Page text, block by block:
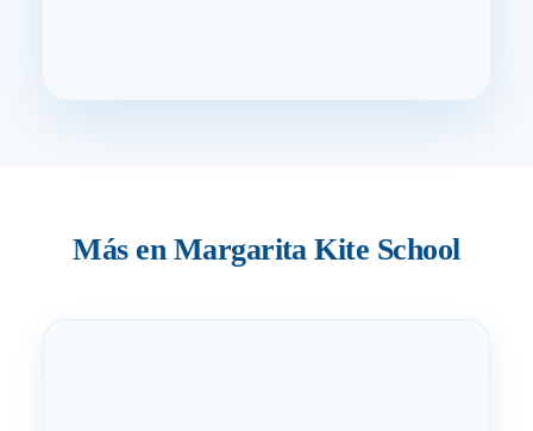
Más en Margarita Kite School